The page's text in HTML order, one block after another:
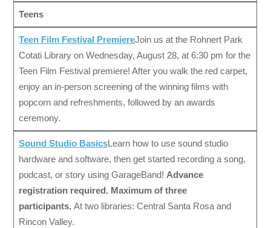
Teens
Teen Film Festival PremiereJoin us at the Rohnert Park
Cotati Library on Wednesday, August 28, at 6:30 pm for the
Teen Film Festival premiere! After you walk the red carpet,
enjoy an in-person screening of the winning films with
popcorn and refreshments, followed by an awards
ceremony.
Sound Studio BasicsLearn how to use sound studio
hardware and software, then get started recording a song,
podcast, or story using GarageBand! Advance
registration required. Maximum of three
participants. At two libraries: Central Santa Rosa and
Rincon Valley.